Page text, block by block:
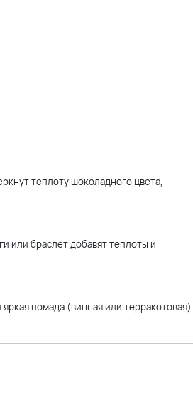
теплоту шоколадного цвета,
или браслет добавят теплоты и
помада (винная или терракотовая)